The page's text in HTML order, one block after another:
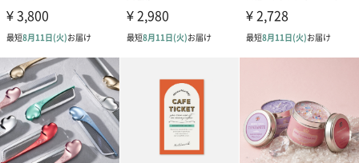
愛らしいデーツの詰め合わせ
王族の結婚式やパーティーにも頻繁に使用されている
「VIVEL PATISSERIE」の商品は喜ばれること間違いなしです。
日頃の感謝を込めて贈るのはいかがですか？